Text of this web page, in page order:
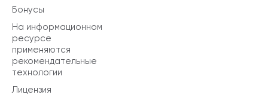
Бонусы
На информационном
ресурсе
применяются
рекомендательные
технологии
Лицензия